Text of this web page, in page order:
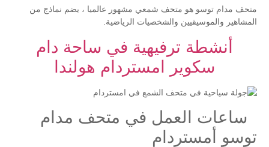
متحف مدام توسو هو متحف شمعي مشهور عالميا ، يضم نماذج من
المشاهير والموسيقيين والشخصيات الرياضية.
أنشطة ترفيهية في ساحة دام
سكوير امستردام هولندا
ساعات العمل في متحف مدام
توسو أمستردام